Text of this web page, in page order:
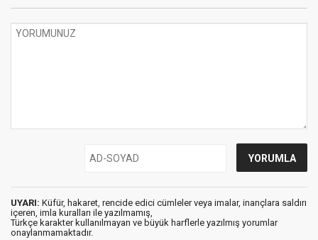
UYARI: Küfür, hakaret, rencide edici cümleler veya imalar, inançlara saldırı
içeren, imla kuralları ile yazılmamış,
Türkçe karakter kullanılmayan ve büyük harflerle yazılmış yorumlar
onaylanmamaktadır.